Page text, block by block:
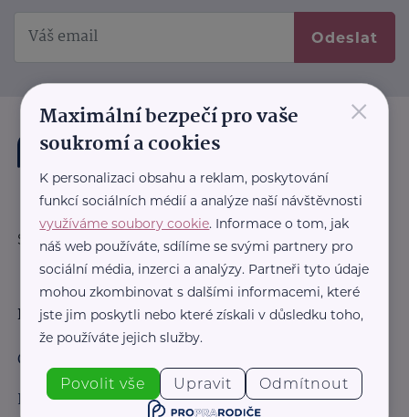
Odeslat
Sledujte nás:
Důležité odkazy
Obchodní podmínky
Informace pro obchodní partnery
×
Maximální bezpečí pro vaše
soukromí a cookies
K personalizaci obsahu a reklam, poskytování
funkcí sociálních médií a analýze naší návštěvnosti
využíváme soubory cookie. Informace o tom, jak
náš web používáte, sdílíme se svými partnery pro
sociální média, inzerci a analýzy. Partneři tyto údaje
mohou zkombinovat s dalšími informacemi, které
jste jim poskytli nebo které získali v důsledku toho,
že používáte jejich služby.
Povolit vše Upravit Odmítnout